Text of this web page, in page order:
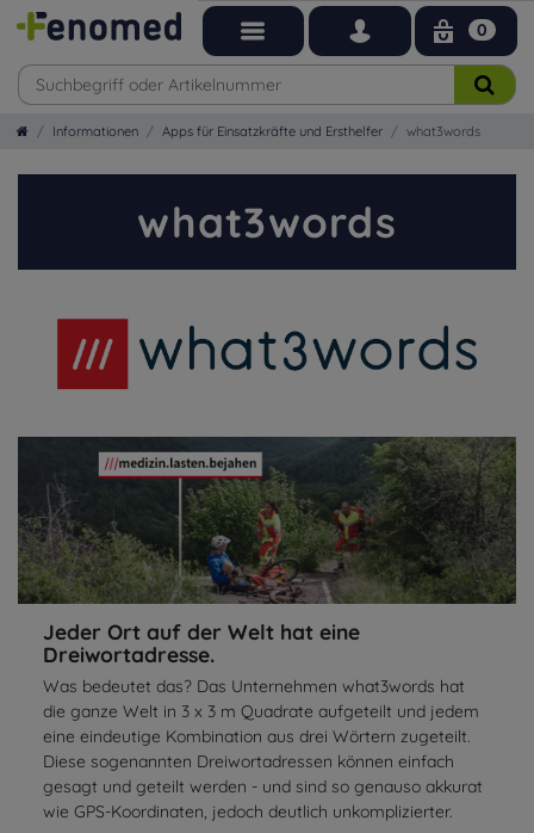
0
Informationen Apps für Einsatzkräfte und Ersthelfer what3words
what3words
Jeder Ort auf der Welt hat eine
Dreiwortadresse.
Was bedeutet das? Das Unternehmen what3words hat
die ganze Welt in 3 x 3 m Quadrate aufgeteilt und jedem
eine eindeutige Kombination aus drei Wörtern zugeteilt.
Diese sogenannten Dreiwortadressen können einfach
gesagt und geteilt werden - und sind so genauso akkurat
wie GPS-Koordinaten, jedoch deutlich unkomplizierter.